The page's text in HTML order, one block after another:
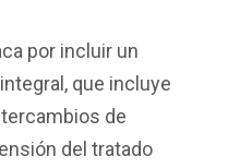
por incluir un
que incluye
de
del tratado